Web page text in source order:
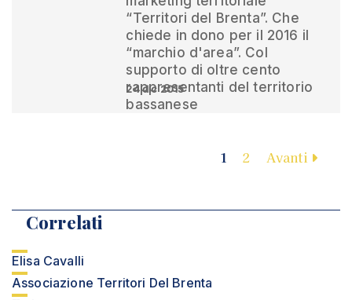
“Territori del Brenta”. Che
chiede in dono per il 2016 il
“marchio d'area”. Col
supporto di oltre cento
rappresentanti del territorio
bassanese
24 dic 2015
1 2 Avanti
Correlati
Elisa Cavalli
Associazione Territori Del Brenta